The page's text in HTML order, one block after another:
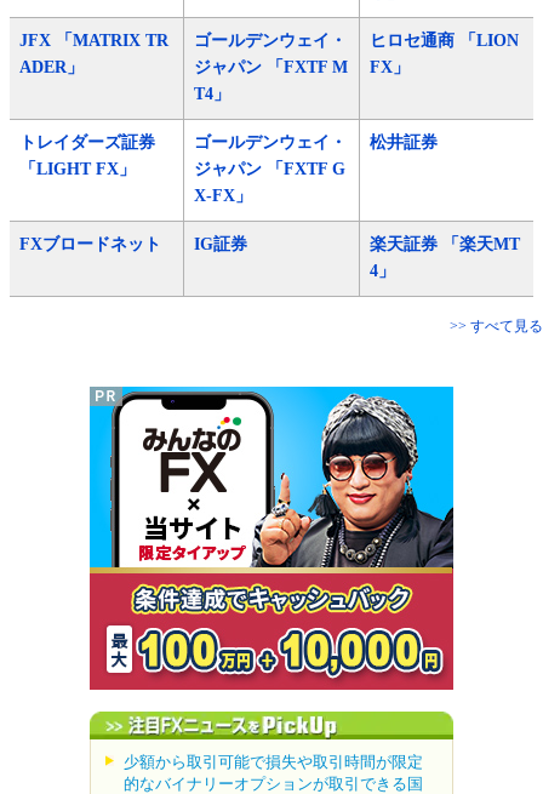
JFX 「MATRIX TR
ADER」
ゴールデンウェイ・
ジャパン 「FXTF M
T4」
ヒロセ通商 「LION
FX」
トレイダーズ証券
「LIGHT FX」
ゴールデンウェイ・
ジャパン 「FXTF G
X-FX」
松井証券
FXブロードネット IG証券
楽天証券 「楽天MT
4」
>> すべて見る
少額から取引可能で損失や取引時間が限定
的なバイナリーオプションが取引できる国